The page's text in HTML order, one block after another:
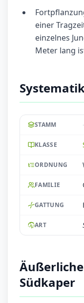
einer
einzelnes
Meter lang
STAMM
KLASSE
ORDNUNG
FAMILIE
GATTUNG
ART
Südkaper